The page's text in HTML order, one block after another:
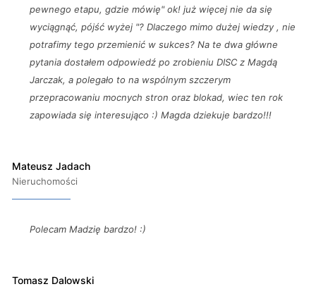
pewnego etapu, gdzie mówię" ok! już więcej nie da się
wyciągnąć, pójść wyżej "? Dlaczego mimo dużej wiedzy , nie
potrafimy tego przemienić w sukces? Na te dwa główne
pytania dostałem odpowiedź po zrobieniu DISC z Magdą
Jarczak, a polegało to na wspólnym szczerym
przepracowaniu mocnych stron oraz blokad, wiec ten rok
zapowiada się interesująco :) Magda dziekuje bardzo!!!
Mateusz Jadach
Nieruchomości
Polecam Madzię bardzo! :)
Tomasz Dalowski